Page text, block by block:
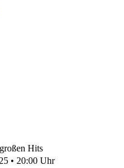
Hits
• 20:00 Uhr